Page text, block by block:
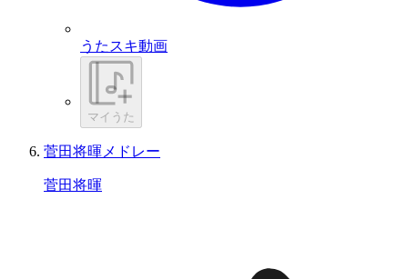
うたスキ動画
マイうた
菅田将暉メドレー
菅田将暉